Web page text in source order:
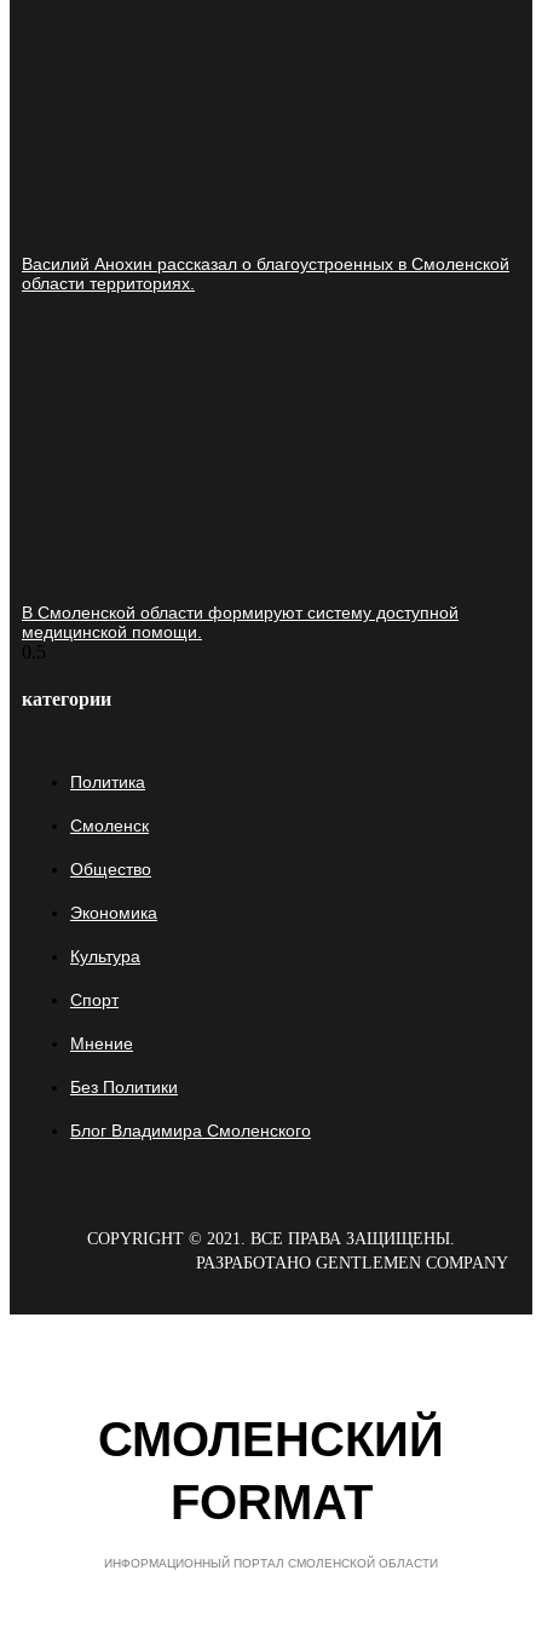
Василий Анохин рассказал о благоустроенных в Смоленской
области территориях.
В Смоленской области формируют систему доступной
медицинской помощи.
категории
Политика
Смоленск
Общество
Экономика
Культура
Спорт
Мнение
Без Политики
Блог Владимира Смоленского
COPYRIGHT © 2021. ВСЕ ПРАВА ЗАЩИЩЕНЫ.
РАЗРАБОТАНО GENTLEMEN COMPANY
СМОЛЕНСКИЙ
FORMAT
ИНФОРМАЦИОННЫЙ ПОРТАЛ СМОЛЕНСКОЙ ОБЛАСТИ